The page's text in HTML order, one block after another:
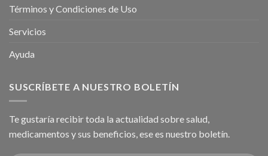
Términos y Condiciones de Uso
Servicios
Ayuda
SUSCRÍBETE A NUESTRO BOLETÍN
Te gustaría recibir toda la actualidad sobre salud,
medicamentos y sus beneficios, ese es nuestro boletín.